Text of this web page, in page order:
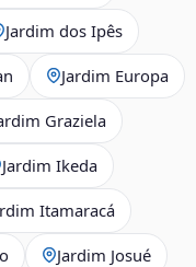
Jardim dos Ipês
Jardim Europa
Graziela
Jardim Ikeda
Itamaracá
Jardim Josué